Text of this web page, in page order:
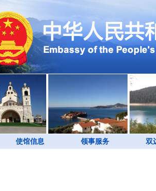
使馆信息 领事服务 双